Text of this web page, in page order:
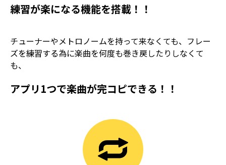
練習が楽になる機能を搭載！！
チューナーやメトロノームを持って来なくても、フレー
ズを練習する為に楽曲を何度も巻き戻したりしなくて
も、
アプリ1つで楽曲が完コピできる！！